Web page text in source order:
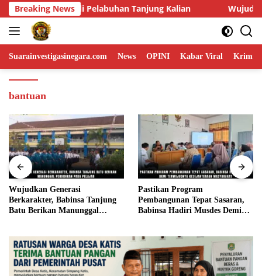
Skip
to
content
Breaking News
Kalian Wujudkan Generasi Berkarakter, Babinsa
Suarainvestigasinegara.com News OPINI Kabar Viral
bantuan
Wujudkan Generasi
Berkarakter, Babinsa Tanjung
Batu Berikan Manunggal
Pastikan Program
Pembangunan Tepat Sasaran,
Babinsa Hadiri Musdes Demi